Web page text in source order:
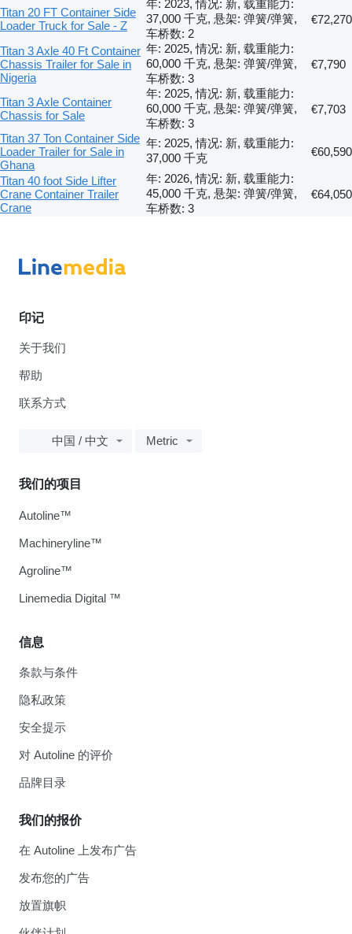
Titan 20 FT Container Side
Loader Truck for Sale - Z
年: 2023, 情况: 新, 载重能力:
37,000 千克, 悬架: 弹簧/弹簧,
车桥数: 2
€72,270
Titan 3 Axle 40 Ft Container
Chassis Trailer for Sale in
Nigeria
年: 2025, 情况: 新, 载重能力:
60,000 千克, 悬架: 弹簧/弹簧,
车桥数: 3
€7,790
Titan 3 Axle Container
Chassis for Sale
年: 2025, 情况: 新, 载重能力:
60,000 千克, 悬架: 弹簧/弹簧,
车桥数: 3
€7,703
Titan 37 Ton Container Side
Loader Trailer for Sale in
Ghana
年: 2025, 情况: 新, 载重能力:
37,000 千克
€60,590
Titan 40 foot Side Lifter
Crane Container Trailer
Crane
年: 2026, 情况: 新, 载重能力:
45,000 千克, 悬架: 弹簧/弹簧,
车桥数: 3
€64,050
印记
关于我们
帮助
联系方式
中国 / 中文 Metric
信息
条款与条件
隐私政策
安全提示
对 Autoline 的评价
品牌目录
我们的报价
在 Autoline 上发布广告
发布您的广告
放置旗帜
我们的项目
Autoline™
Machineryline™
Agroline™
Linemedia Digital ™